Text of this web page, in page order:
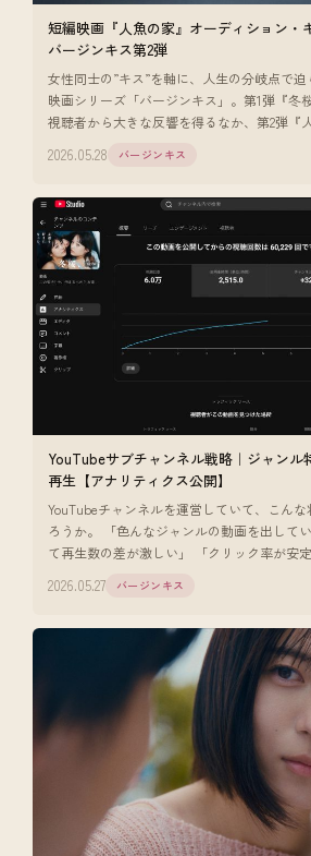
短編映画『人魚の家』オーディション・
バージンキス第2弾
女性同士の”キス”を軸に、人生の分岐点で
映画シリーズ「バージンキス」。第1弾『冬
視聴者から大きな反響を得るなか、第2弾『
2026.05.28 バージンキス
YouTubeサブチャンネル戦略｜ジャンル
再生【アナリティクス公開】
YouTubeチャンネルを運営していて、こん
ろうか。 「色んなジャンルの動画を出して
て再生数の差が激しい」 「クリック率が安
2026.05.27 バージンキス